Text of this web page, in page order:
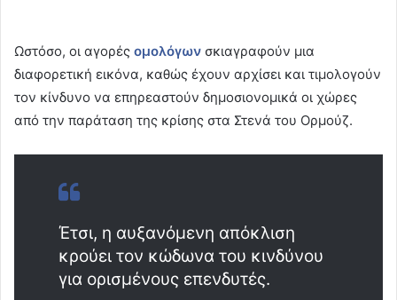
Ωστόσο, οι αγορές ομολόγων σκιαγραφούν μια
διαφορετική εικόνα, καθώς έχουν αρχίσει και τιμολογούν
τον κίνδυνο να επηρεαστούν δημοσιονομικά οι χώρες
από την παράταση της κρίσης στα Στενά του Ορμούζ.
Έτσι, η αυξανόμενη απόκλιση
κρούει τον κώδωνα του κινδύνου
για ορισμένους επενδυτές.